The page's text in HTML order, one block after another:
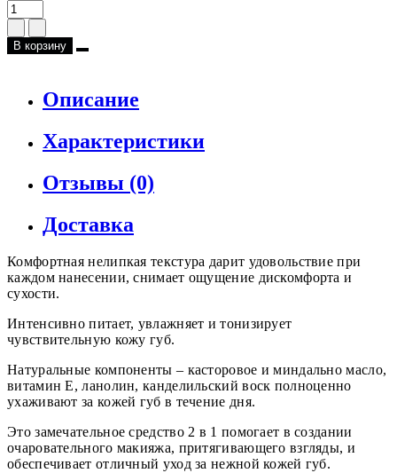
В корзину
Описание
Характеристики
Отзывы (0)
Доставка
Комфортная нелипкая текстура дарит удовольствие при
каждом нанесении, снимает ощущение дискомфорта и
сухости.
Интенсивно питает, увлажняет и тонизирует
чувствительную кожу губ.
Натуральные компоненты – касторовое и миндально масло,
витамин Е, ланолин, канделильский воск полноценно
ухаживают за кожей губ в течение дня.
Это замечательное средство 2 в 1 помогает в создании
очаровательного макияжа, притягивающего взгляды, и
обеспечивает отличный уход за нежной кожей губ.